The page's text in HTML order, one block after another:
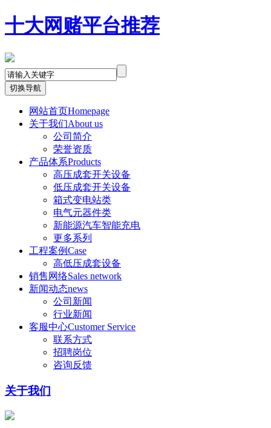
十大网赌平台推荐
切换导航
网站首页Homepage
关于我们About us
公司简介
荣誉资质
产品体系Products
高压成套开关设备
低压成套开关设备
箱式变电站类
电气元器件类
新能源汽车智能充电
更多系列
工程案例Case
高低压成套设备
销售网络Sales network
新闻动态news
公司新闻
行业新闻
客服中心Customer Service
联系方式
招聘岗位
咨询反馈
关于我们